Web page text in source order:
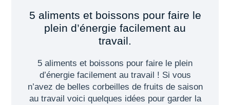
5 aliments et boissons pour faire le
plein d’énergie facilement au
travail.
5 aliments et boissons pour faire le plein
d’énergie facilement au travail ! Si vous
n’avez de belles corbeilles de fruits de saison
au travail voici quelques idées pour garder la